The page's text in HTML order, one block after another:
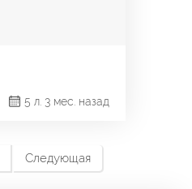
5 л. 3 мес. назад
Следующая